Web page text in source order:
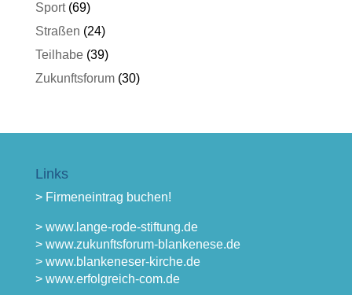
Sport(69)
Straßen (24)
Teilhabe(39)
Zukunftsforum(30)
Links
> Firmeneintrag buchen!
> www.lange-rode-stiftung.de
> www.zukunftsforum-blankenese.de
> www.blankeneser-kirche.de
> www.erfolgreich-com.de